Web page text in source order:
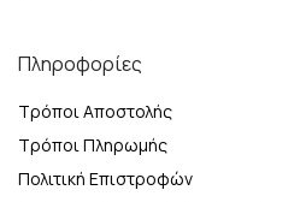
Πληροφορίες
Τρόποι Αποστολής
Τρόποι Πληρωμής
Πολιτική Επιστροφών